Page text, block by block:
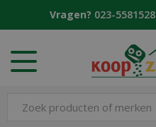
Vragen? 023-5581528